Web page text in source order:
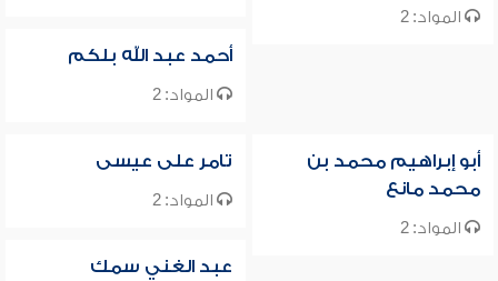
المواد: 2
أحمد عبد الله بلكم
المواد: 2
أبو إبراهيم محمد بن
محمد مانع
المواد: 2
تامر على عيسى
المواد: 2
عبد الغني سمك